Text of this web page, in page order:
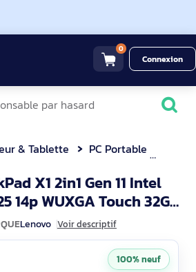
0
Connexion
& Tablette PC Portable
X1 2in1 Gen 11 Intel
14p WUXGA Touch 32Go
Intel Graph21V9001FFR
Lenovo Voir descriptif
100% neuf